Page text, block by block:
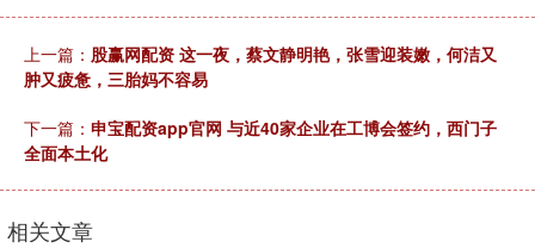
上一篇： 股赢网配资 这一夜，蔡文静明艳，张雪迎装嫩，何洁又
肿又疲惫，三胎妈不容易
下一篇： 申宝配资app官网 与近40家企业在工博会签约，西门子
全面本土化
相关文章